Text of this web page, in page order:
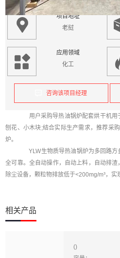
项目地址
老挝
应用领域
化工
咨询该项目经理
用户采购导热油锅炉配套烘干机用
刨花、小木块;结合实际生产需求，推荐采
炉。
YLW生物质导热油锅炉为多回路方
全可靠。全自动操作，自动上料，自动排
除尘设备，颗粒物排放低于<200mg/m³，实
相关产品
()